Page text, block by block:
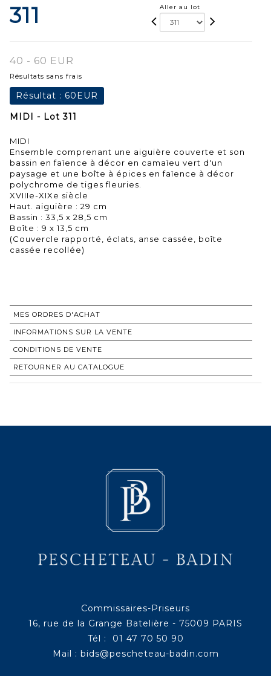
311 Aller au lot
40 - 60 EUR
Résultats sans frais
Résultat : 60EUR
MIDI - Lot 311
MIDI
Ensemble comprenant une aiguière couverte et son
bassin en faïence à décor en camaïeu vert d'un
paysage et une boîte à épices en faïence à décor
polychrome de tiges fleuries.
XVIIIe-XIXe siècle
Haut. aiguière : 29 cm
Bassin : 33,5 x 28,5 cm
Boîte : 9 x 13,5 cm
(Couvercle rapporté, éclats, anse cassée, boîte
cassée recollée)
MES ORDRES D'ACHAT
INFORMATIONS SUR LA VENTE
CONDITIONS DE VENTE
RETOURNER AU CATALOGUE
Commissaires-Priseurs
16, rue de la Grange Batelière - 75009 PARIS
Tél : 01 47 70 50 90
Mail : bids@pescheteau-badin.com